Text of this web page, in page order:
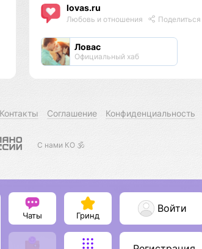
lovas.ru
Любовь и отношения Поделиться
Ловас
Официальный хаб
Контакты Соглашение Конфиденциальность
С нами КО 🕉️
Чаты Гринд
Войти